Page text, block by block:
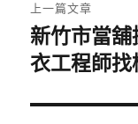
章
導
覽
上一篇文章
上
一
文
新竹市當
衣工程師